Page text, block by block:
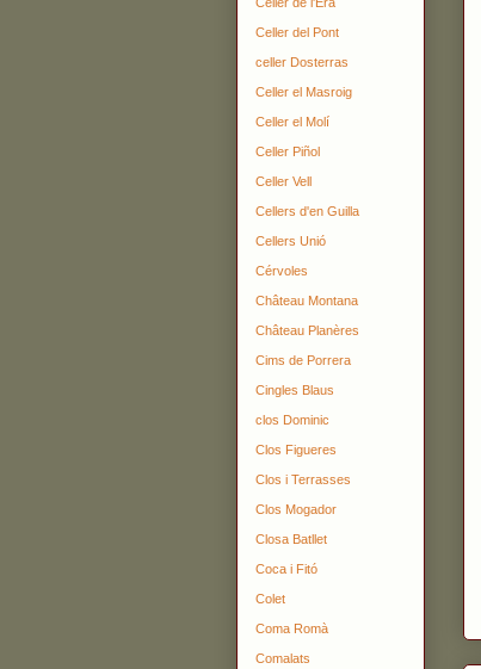
Celler del Pont
celler Dosterras
Celler el Masroig
Celler el Molí
Celler Piñol
Celler Vell
Cellers d'en Guilla
Cellers Unió
Cérvoles
Château Montana
Château Planères
Cims de Porrera
Cingles Blaus
clos Dominic
Clos Figueres
Clos i Terrasses
Clos Mogador
Closa Batllet
Coca i Fitó
Colet
Coma Romà
Comalats